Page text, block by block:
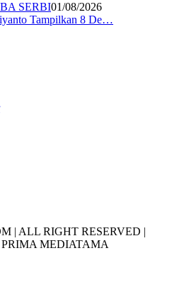
SERBI01/08/2026
Tampilkan 8 De…
| ALL RIGHT RESERVED |
MEDIATAMA